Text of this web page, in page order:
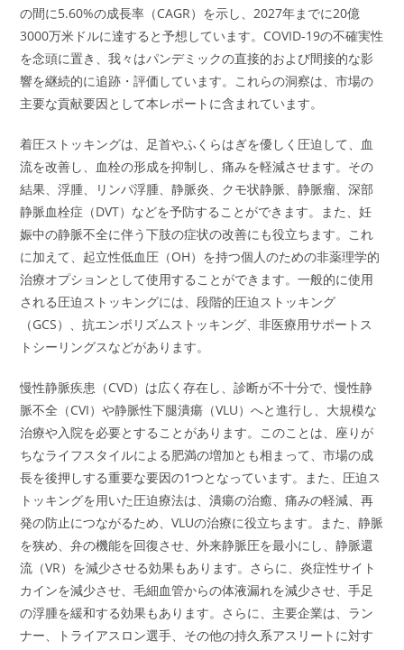
の間に5.60%の成長率（CAGR）を示し、2027年までに20億
3000万米ドルに達すると予想しています。COVID-19の不確実性
を念頭に置き、我々はパンデミックの直接的および間接的な影
響を継続的に追跡・評価しています。これらの洞察は、市場の
主要な貢献要因として本レポートに含まれています。
着圧ストッキングは、足首やふくらはぎを優しく圧迫して、血
流を改善し、血栓の形成を抑制し、痛みを軽減させます。その
結果、浮腫、リンパ浮腫、静脈炎、クモ状静脈、静脈瘤、深部
静脈血栓症（DVT）などを予防することができます。また、妊
娠中の静脈不全に伴う下肢の症状の改善にも役立ちます。これ
に加えて、起立性低血圧（OH）を持つ個人のための非薬理学的
治療オプションとして使用することができます。一般的に使用
される圧迫ストッキングには、段階的圧迫ストッキング
（GCS）、抗エンボリズムストッキング、非医療用サポートス
トシーリングスなどがあります。
慢性静脈疾患（CVD）は広く存在し、診断が不十分で、慢性静
脈不全（CVI）や静脈性下腿潰瘍（VLU）へと進行し、大規模な
治療や入院を必要とすることがあります。このことは、座りが
ちなライフスタイルによる肥満の増加とも相まって、市場の成
長を後押しする重要な要因の1つとなっています。また、圧迫ス
トッキングを用いた圧迫療法は、潰瘍の治癒、痛みの軽減、再
発の防止につながるため、VLUの治療に役立ちます。また、静脈
を狭め、弁の機能を回復させ、外来静脈圧を最小にし、静脈還
流（VR）を減少させる効果もあります。さらに、炎症性サイト
カインを減少させ、毛細血管からの体液漏れを減少させ、手足
の浮腫を緩和する効果もあります。さらに、主要企業は、ラン
ナー、トライアスロン選手、その他の持久系アスリートに対す